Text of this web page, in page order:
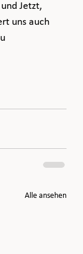
Jetzt,
uns auch
Alle ansehen